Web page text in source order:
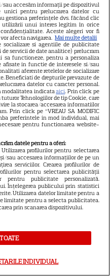
și trilogia
Inelelor” ajung pe
de neratat pe Netflix,
și SkyShowtime în
seriale noi, filme de
și vedete de top
revine cu „Omul cu
mortală”. Filmul
care copiii devin
după ce mănâncă
animată inspirată
sau accesăm informații pe dispozitivul
unici pentru prelucrarea datelor cu
gestiona preferințele dvs. făcând clic
utilizării unui interes legitim în orice
Aceste alegeri vor fi
afecta navigarea. Mai multe detalii
si agentiile de publicitate
servicii de date analitice) prelucram
functioneze, pentru a personaliza
in functie de interesele si/sau
aferente retelelor de socializare
Beneficiati de drepturile prevazute de
datelor cu caracter personal.
modalitatea indicataaici. Prin click pe
tuturor Tehnologiilor de tip Cookie, care
la stocarea/accesarea informatiilor
Prin click pe “VREAU SA MODIFIC
preferintele in mod individual, mai
pentru functionarea website-
datele pentru a oferi:
profilurilor pentru selectarea
sau accesarea informațiilor de pe un
serviciilor. Crearea profilurilor de
pentru selectarea publicității
pentru publicitate personalizată.
Înțelegerea publicului prin statistici
Utilizarea datelor limitate pentru a
limitate pentru a selecta publicitatea.
prin scanarea dispozitivului.
INDIVIDUAL